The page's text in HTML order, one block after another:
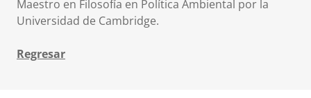
Maestro en Filosofía en Política Ambiental por la
Universidad de Cambridge.
Regresar